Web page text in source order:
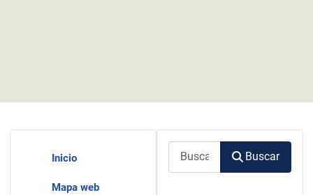
Inicio
Mapa web
Buscar